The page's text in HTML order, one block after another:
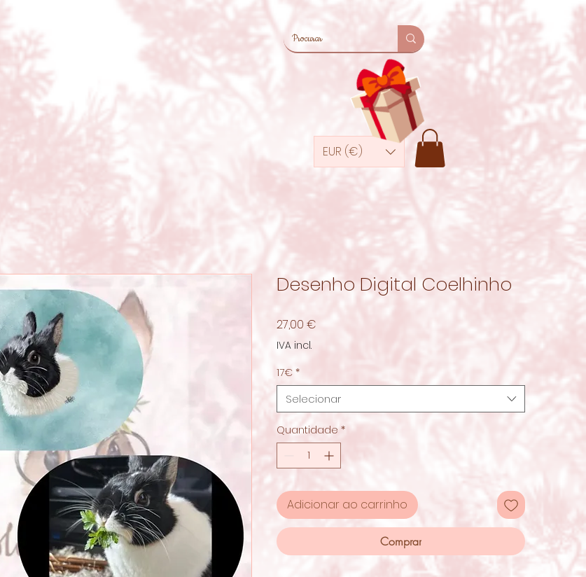
EUR (€)
Desenho Digital Coelhinho
27,00 €
IVA incl.
17€ *
Selecionar
Quantidade *
Adicionar ao carrinho
Comprar